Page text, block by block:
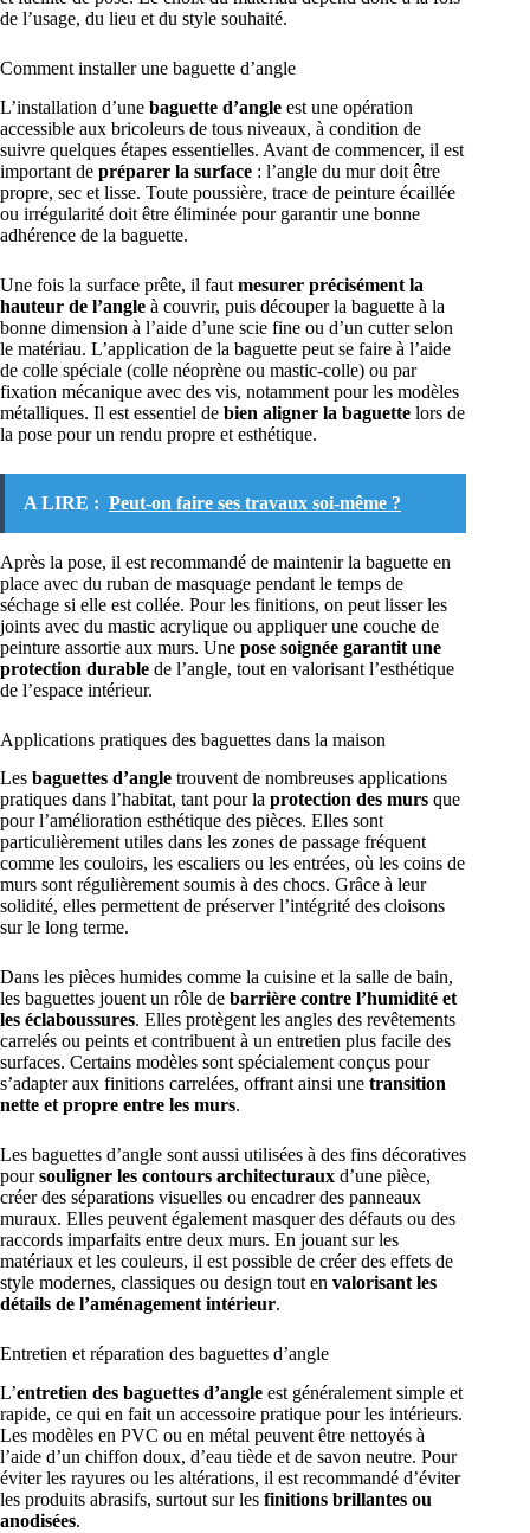
de l’usage, du lieu et du style souhaité.
Comment installer une baguette d’angle
L’installation d’une baguette d’angle est une opération
accessible aux bricoleurs de tous niveaux, à condition de
suivre quelques étapes essentielles. Avant de commencer, il est
important de préparer la surface : l’angle du mur doit être
propre, sec et lisse. Toute poussière, trace de peinture écaillée
ou irrégularité doit être éliminée pour garantir une bonne
adhérence de la baguette.
Une fois la surface prête, il faut mesurer précisément la
hauteur de l’angle à couvrir, puis découper la baguette à la
bonne dimension à l’aide d’une scie fine ou d’un cutter selon
le matériau. L’application de la baguette peut se faire à l’aide
de colle spéciale (colle néoprène ou mastic-colle) ou par
fixation mécanique avec des vis, notamment pour les modèles
métalliques. Il est essentiel de bien aligner la baguette lors de
la pose pour un rendu propre et esthétique.
A LIRE : Peut-on faire ses travaux soi-même ?
Après la pose, il est recommandé de maintenir la baguette en
place avec du ruban de masquage pendant le temps de
séchage si elle est collée. Pour les finitions, on peut lisser les
joints avec du mastic acrylique ou appliquer une couche de
peinture assortie aux murs. Une pose soignée garantit une
protection durable de l’angle, tout en valorisant l’esthétique
de l’espace intérieur.
Applications pratiques des baguettes dans la maison
Les baguettes d’angle trouvent de nombreuses applications
pratiques dans l’habitat, tant pour la protection des murs que
pour l’amélioration esthétique des pièces. Elles sont
particulièrement utiles dans les zones de passage fréquent
comme les couloirs, les escaliers ou les entrées, où les coins de
murs sont régulièrement soumis à des chocs. Grâce à leur
solidité, elles permettent de préserver l’intégrité des cloisons
sur le long terme.
Dans les pièces humides comme la cuisine et la salle de bain,
les baguettes jouent un rôle de barrière contre l’humidité et
les éclaboussures. Elles protègent les angles des revêtements
carrelés ou peints et contribuent à un entretien plus facile des
surfaces. Certains modèles sont spécialement conçus pour
s’adapter aux finitions carrelées, offrant ainsi une transition
nette et propre entre les murs.
Les baguettes d’angle sont aussi utilisées à des fins décoratives
poursouligner les contours architecturaux d’une pièce,
créer des séparations visuelles ou encadrer des panneaux
muraux. Elles peuvent également masquer des défauts ou des
raccords imparfaits entre deux murs. En jouant sur les
matériaux et les couleurs, il est possible de créer des effets de
style modernes, classiques ou design tout en valorisant les
détails de l’aménagement intérieur.
Entretien et réparation des baguettes d’angle
L’entretien des baguettes d’angle est généralement simple et
rapide, ce qui en fait un accessoire pratique pour les intérieurs.
Les modèles en PVC ou en métal peuvent être nettoyés à
l’aide d’un chiffon doux, d’eau tiède et de savon neutre. Pour
éviter les rayures ou les altérations, il est recommandé d’éviter
les produits abrasifs, surtout sur les finitions brillantes ou
anodisées.